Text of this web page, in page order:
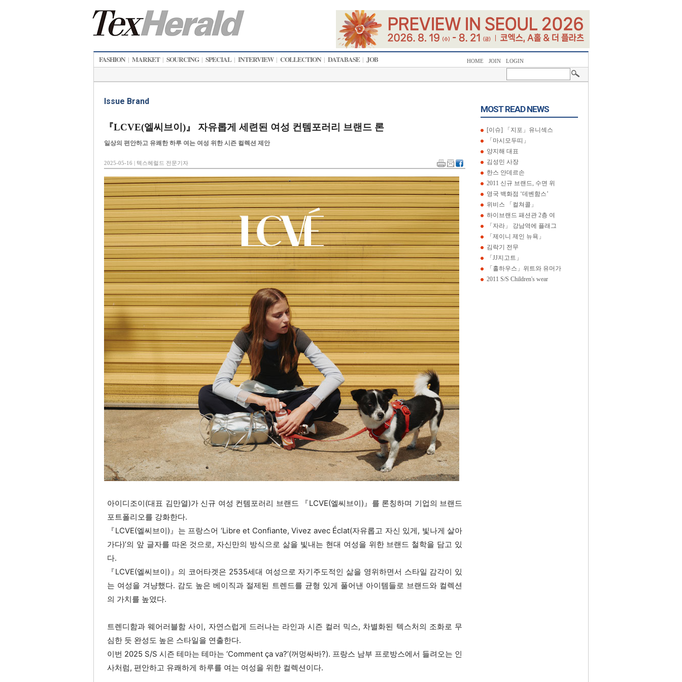
FASHION | MARKET | SOURCING | SPECIAL | INTERVIEW | COLLECTION | DATABASE | JOB HOME JOIN LOGIN
Issue Brand
『LCVE(엘씨브이)』 자유롭게 세련된 여성 컨템포러리 브랜드 론
일상의 편안하고 유쾌한 하루 여는 여성 위한 시즌 컬렉션 제안
2025-05-16 | 텍스헤럴드 전문기자
아이디조이(대표 김만열)가 신규 여성 컨템포러리 브랜드 『LCVE(엘씨브이)』를 론칭하며 기업의 브랜드
포트폴리오를 강화한다.
『LCVE(엘씨브이)』는 프랑스어 ‘Libre et Confiante, Vivez avec Éclat(자유롭고 자신 있게, 빛나게 살아
가다)’의 앞 글자를 따온 것으로, 자신만의 방식으로 삶을 빛내는 현대 여성을 위한 브랜드 철학을 담고 있
다.
『LCVE(엘씨브이)』의 코어타겟은 2535세대 여성으로 자기주도적인 삶을 영위하면서 스타일 감각이 있
는 여성을 겨냥했다. 감도 높은 베이직과 절제된 트렌드를 균형 있게 풀어낸 아이템들로 브랜드와 컬렉션
의 가치를 높였다.
트렌디함과 웨어러블함 사이, 자연스럽게 드러나는 라인과 시즌 컬러 믹스, 차별화된 텍스처의 조화로 무
심한 듯 완성도 높은 스타일을 연출한다.
이번 2025 S/S 시즌 테마는 테마는 ‘Comment ça va?’(꺼멍싸바?). 프랑스 남부 프로방스에서 들려오는 인
사처럼, 편안하고 유쾌하게 하루를 여는 여성을 위한 컬렉션이다.
MOST READ NEWS
[이슈] 「지포」유니섹스
「마시모두띠」
양지해 대표
김성민 사장
한스 안데르손
2011 신규 브랜드, 수면 위
영국 백화점 ‘데벤함스’
위비스 「컬쳐콜」
하이브랜드 패션관 2층 여
「자라」 강남역에 플래그
「제이니 제인 뉴욕」
김락기 전무
「JJ지고트」
「홀하우스」위트와 유머가
2011 S/S Children's wear